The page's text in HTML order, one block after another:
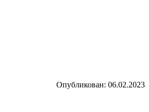
Опубликован: 06.02.2023